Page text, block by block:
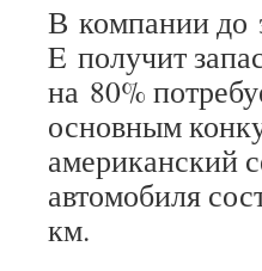
В компании до
E получит
на 80%
основным
американский
автомобиля
км.